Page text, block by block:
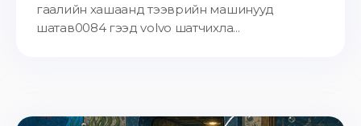
гаалийн хашаанд тээврийн машинууд
шатав0084 гээд volvo шатчихла...